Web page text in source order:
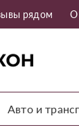
рядом О
Авто и